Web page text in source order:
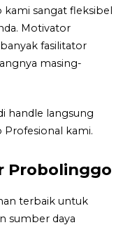
sangat fleksibel
Motivator
fasilitator
masing-
handle langsung
kami.
Probolinggo
terbaik untuk
sumber daya